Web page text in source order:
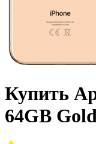
Купить
64GB